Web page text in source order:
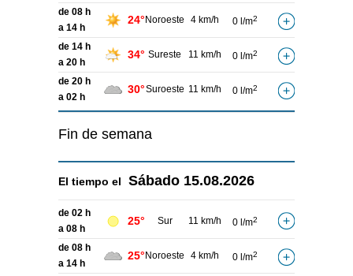
de 08 h
a 14 h
24° Noroeste 4 km/h 0 l/m2
de 14 h
a 20 h
34° Sureste 11 km/h 0 l/m2
de 20 h
a 02 h
30°Suroeste 11 km/h 0 l/m2
Fin de semana
El tiempo el Sábado 15.08.2026
de 02 h
a 08 h
25° Sur 11 km/h 0 l/m2
de 08 h
a 14 h
25° Noroeste 4 km/h 0 l/m2